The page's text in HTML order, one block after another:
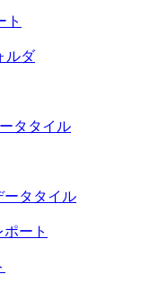
ト
ルダ
タタイル
ータタイル
ート